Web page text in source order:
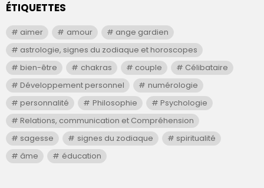
ÉTIQUETTES
aimer amour
ange gardien
astrologie, signes du zodiaque et horoscopes
bien-être
chakras couple
Célibataire
Développement personnel
numérologie
personnalité
Philosophie
Psychologie
Relations, communication et Compréhension
sagesse
signes du zodiaque
spiritualité
âme
éducation